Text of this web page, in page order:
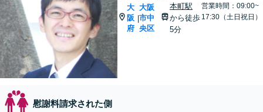
大
阪
府
|
大阪
市中
央区
本町駅
から徒歩
5分
営業時間：09:00~
17:30（土日祝日）
慰謝料請求された側